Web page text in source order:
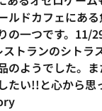
ルドカフェにあ
の一つです。11/
トランのシトラ
のようでした。
たい!!と心から思